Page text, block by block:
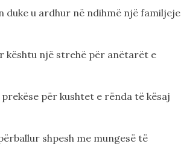
u ardhur në ndihmë një familjeje
kështu një strehë për anëtarët e
për kushtet e rënda të kësaj
shpesh me mungesë të